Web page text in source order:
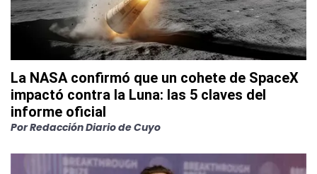
La NASA confirmó que un cohete de SpaceX
impactó contra la Luna: las 5 claves del
informe oficial
PorRedacción Diario de Cuyo